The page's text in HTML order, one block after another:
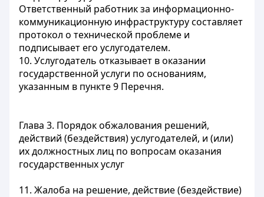
Ответственный работник за информационно-
коммуникационную инфраструктуру составляет
протокол о технической проблеме и
подписывает его услугодателем.
10. Услугодатель отказывает в оказании
государственной услуги по основаниям,
указанным в пункте 9 Перечня.
Глава 3. Порядок обжалования решений,
действий (бездействия) услугодателей, и (или)
их должностных лиц по вопросам оказания
государственных услуг
11. Жалоба на решение, действие (бездействие)